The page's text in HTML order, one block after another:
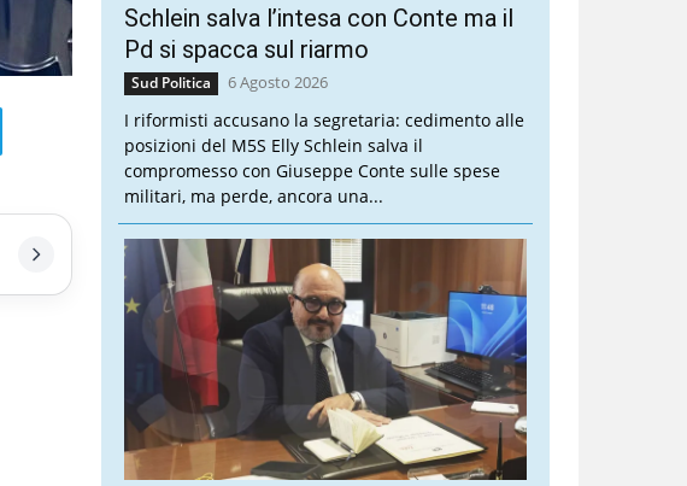
Schlein salva l’intesa con Conte ma il
Pd si spacca sul riarmo
Sud Politica 6 Agosto 2026
I riformisti accusano la segretaria: cedimento alle
posizioni del M5S Elly Schlein salva il
compromesso con Giuseppe Conte sulle spese
militari, ma perde, ancora una...